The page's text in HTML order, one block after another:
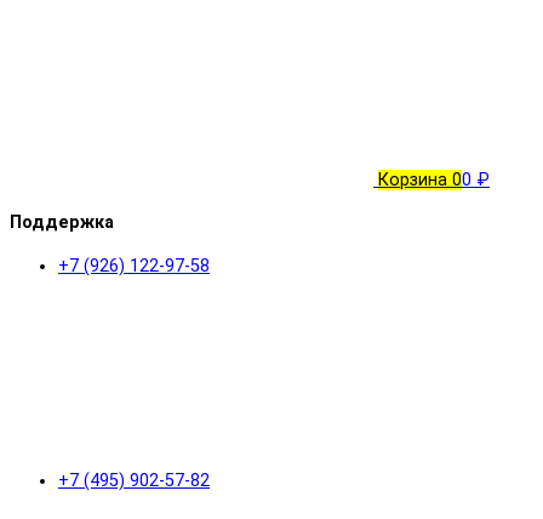
Корзина 00 ₽
Поддержка
+7 (926) 122-97-58
+7 (495) 902-57-82